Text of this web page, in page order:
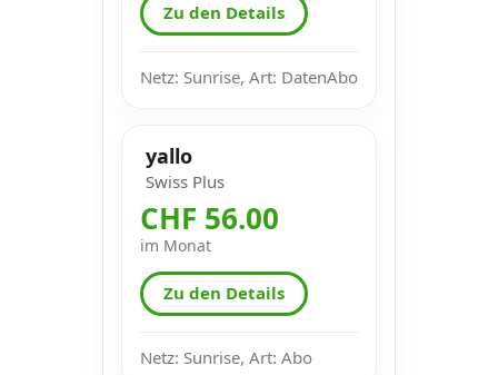
Zu den Details
Netz: Sunrise, Art: DatenAbo
yallo
Swiss Plus
CHF 56.00
im Monat
Zu den Details
Netz: Sunrise, Art: Abo